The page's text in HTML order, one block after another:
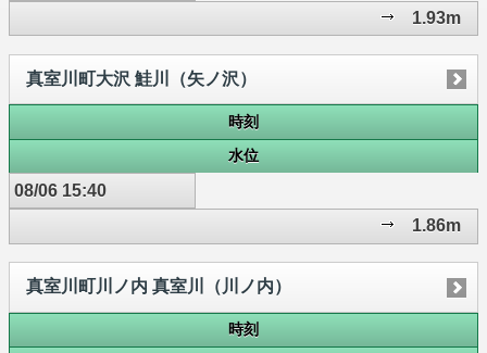
1.93m
真室川町大沢 鮭川（矢ノ沢）
時刻
水位
08/06 15:40
1.86m
真室川町川ノ内 真室川（川ノ内）
時刻